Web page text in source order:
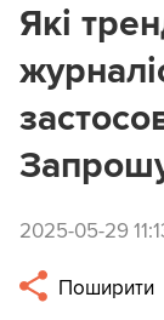
Які
2025-05-29
Поширити